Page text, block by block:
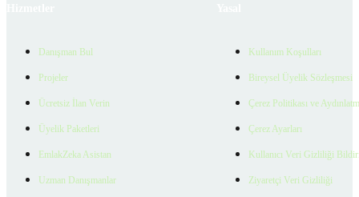
Danışman Bul
Projeler
Ücretsiz İlan Verin
Üyelik Paketleri
EmlakZeka Asistan
Uzman Danışmanlar
Kullanım Koşulları
Bireysel Üyelik Sözleşmesi
Çerez Politikası ve
Çerez Ayarları
Kullanıcı Veri Gizliliği
Ziyaretçi Veri Gizliliği